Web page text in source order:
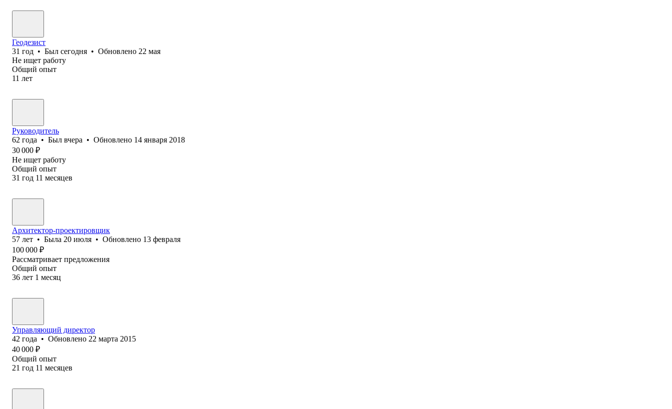
Геодезист
31 год • Был сегодня • Обновлено 22 мая
Не ищет работу
Общий опыт
11 лет
Руководитель
62 года • Был вчера • Обновлено 14 января 2018
30 000 ₽
Не ищет работу
Общий опыт
31 год 11 месяцев
Архитектор-проектировщик
57 лет • Была 20 июля • Обновлено 13 февраля
100 000 ₽
Рассматривает предложения
Общий опыт
36 лет 1 месяц
Управляющий директор
42 года • Обновлено 22 марта 2015
40 000 ₽
Общий опыт
21 год 11 месяцев